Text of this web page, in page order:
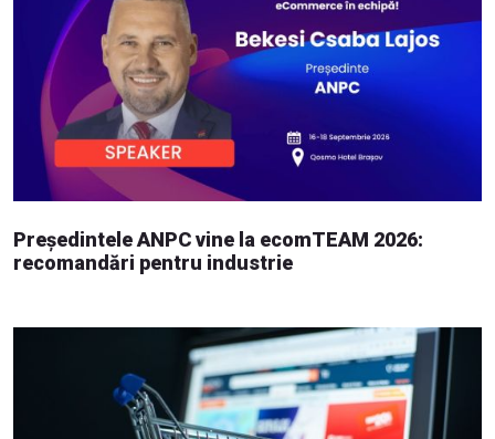
Președintele ANPC vine la ecomTEAM 2026:
recomandări pentru industrie